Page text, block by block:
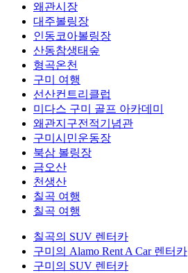
왜관시장
대주볼링장
인동코아볼링장
산동참생태숲
형곡온천
구미 여행
선산컨트리클럽
미다스 구미 골프 아카데미
왜관지구전적기념관
구미시민운동장
북삼 볼링장
금오산
천생산
칠곡 여행
칠곡 여행
칠곡의 SUV 렌터카
구미의 Alamo Rent A Car 렌터카
구미의 SUV 렌터카